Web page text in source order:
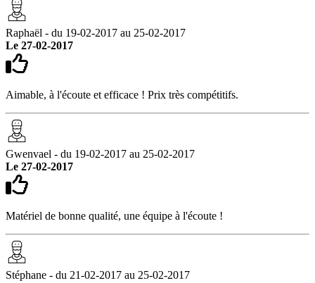
Raphaël - du 19-02-2017 au 25-02-2017
Le 27-02-2017
Aimable, à l'écoute et efficace ! Prix très compétitifs.
Gwenvael - du 19-02-2017 au 25-02-2017
Le 27-02-2017
Matériel de bonne qualité, une équipe à l'écoute !
Stéphane - du 21-02-2017 au 25-02-2017